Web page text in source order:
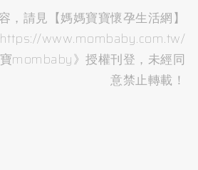
，請見【媽媽寶寶懷孕生活網】
https://www.mombaby.com.tw/
mombaby》授權刊登，未經同
意禁止轉載！